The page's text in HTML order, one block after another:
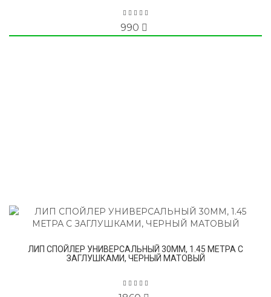
990
ЛИП СПОЙЛЕР УНИВЕРСАЛЬНЫЙ 30ММ, 1.45 МЕТРА С
ЗАГЛУШКАМИ, ЧЕРНЫЙ МАТОВЫЙ